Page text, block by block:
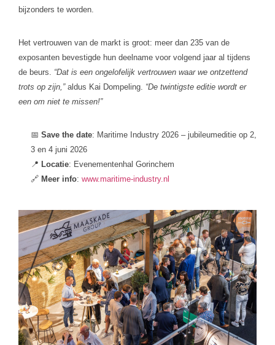
bijzonders te worden.
Het vertrouwen van de markt is groot: meer dan 235 van de
exposanten bevestigde hun deelname voor volgend jaar al tijdens
de beurs. “Dat is een ongelofelijk vertrouwen waar we ontzettend
trots op zijn,”aldus Kai Dompeling. “De twintigste editie wordt er
een om niet te missen!”
📅 Save the date: Maritime Industry 2026 – jubileumeditie op 2,
3 en 4 juni 2026
📍 Locatie: Evenementenhal Gorinchem
🔗 Meer info: www.maritime-industry.nl